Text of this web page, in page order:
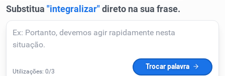
Resumir Texto
Corrigir Texto
Detector de IA